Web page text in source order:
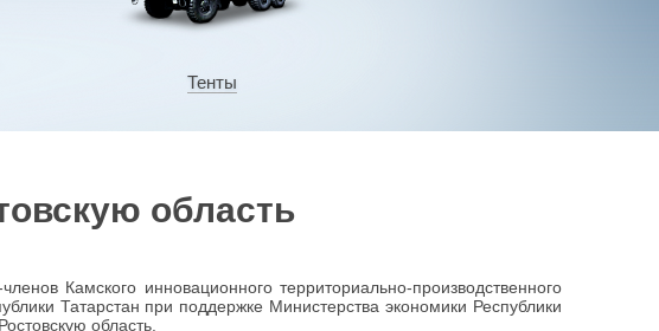
Тенты
область
Камского инновационного территориально-производственного
Татарстан при поддержке Министерства экономики Республики
область.